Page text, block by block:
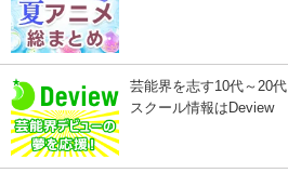
芸能界を志す10代～20
スクール情報はDeview